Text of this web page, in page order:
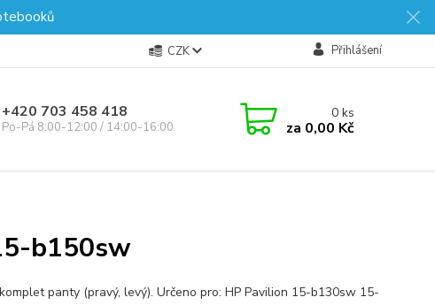
CZK Přihlášení
+420 703 458 418
Po-Pá 8:00-12:00 / 14:00-16:00
0ks
za 0,00 Kč
b150sw
komplet panty (pravý, levý). Určeno pro: HP Pavilion 15-b130sw 15-